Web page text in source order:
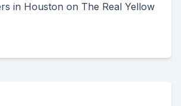
in Houston on The Real Yellow